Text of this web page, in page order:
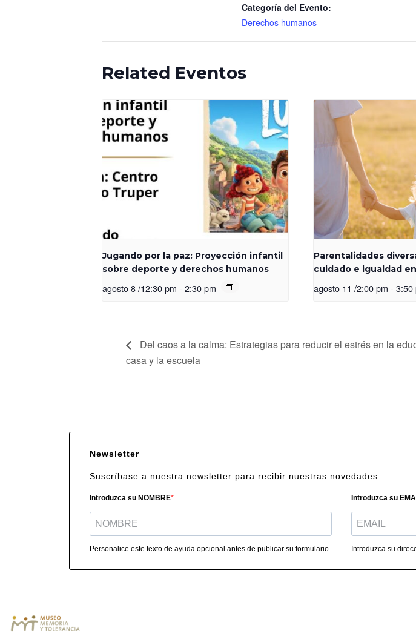
Categoría del Evento:
Derechos humanos
Related Eventos
Jugando por la paz: Proyección infantil
sobre deporte y derechos humanos
agosto 8 /12:30 pm - 2:30 pm
Parentalidades
cuidado e igualdad
agosto 11 /2:00 pm - 3:50
Del caos a la calma: Estrategias para reducir el estrés en la
casa y la escuela
Newsletter
Suscríbase a nuestra newsletter para recibir nuestras novedades.
Introduzca su NOMBRE
Personalice este texto de ayuda opcional antes de publicar su formulario.
Introduzca su
Introduzca su